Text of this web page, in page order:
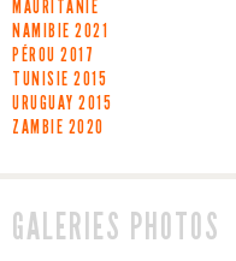
MAURITANIE
NAMIBIE 2021
PÉROU 2017
TUNISIE 2015
URUGUAY 2015
ZAMBIE 2020
GALERIES PHOTOS